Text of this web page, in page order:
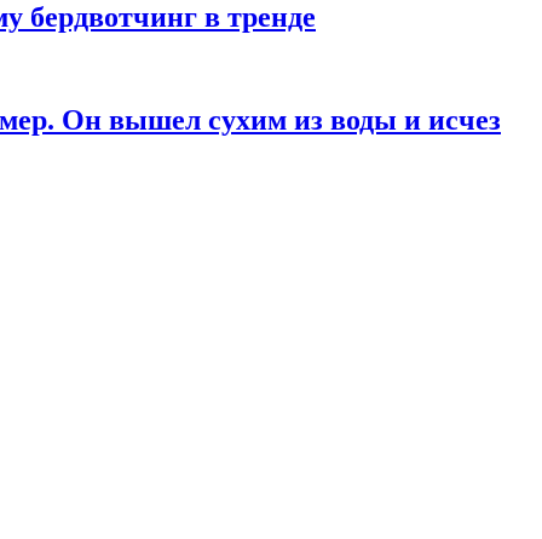
бердвотчинг в тренде
Он вышел сухим из воды и исчез